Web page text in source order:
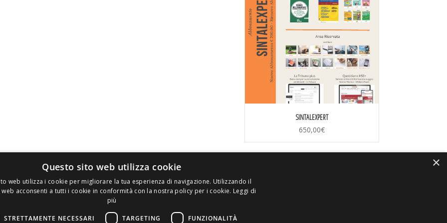
SINTALEXPERT
650,00€
×
Questo sito web utilizza cookie
web utilizza i cookie per migliorare la tua esperienza di navigazione. Utilizzando il
acconsenti a tutti i cookie in conformità con la nostra policy per i cookie. Leggi di
più
STRETTAMENTE NECESSARI TARGETING FUNZIONALITÀ